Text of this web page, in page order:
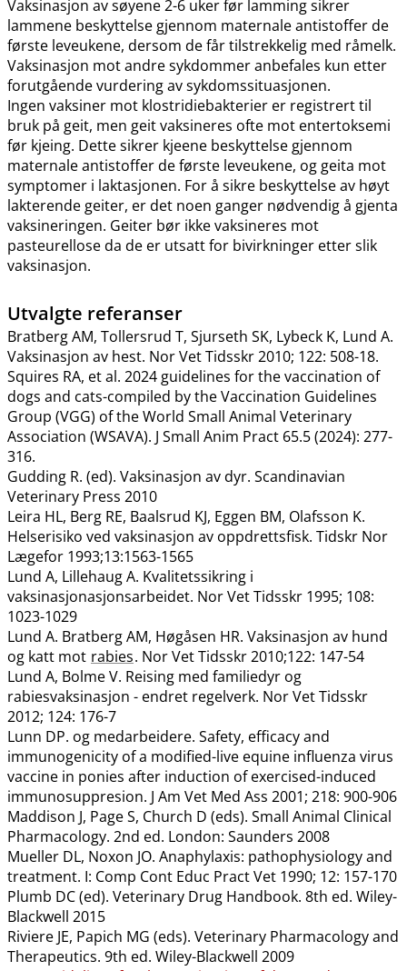
Vaksinasjon av søyene 2-6 uker før lamming sikrer
lammene beskyttelse gjennom maternale antistoffer de
første leveukene, dersom de får tilstrekkelig med råmelk.
Vaksinasjon mot andre sykdommer anbefales kun etter
forutgående vurdering av sykdomssituasjonen.
Ingen vaksiner mot klostridiebakterier er registrert til
bruk på geit, men geit vaksineres ofte mot entertoksemi
før kjeing. Dette sikrer kjeene beskyttelse gjennom
maternale antistoffer de første leveukene, og geita mot
symptomer i laktasjonen. For å sikre beskyttelse av høyt
lakterende geiter, er det noen ganger nødvendig å gjenta
vaksineringen. Geiter bør ikke vaksineres mot
pasteurellose da de er utsatt for bivirkninger etter slik
vaksinasjon.
Utvalgte referanser
Bratberg AM, Tollersrud T, Sjurseth SK, Lybeck K, Lund A.
Vaksinasjon av hest. Nor Vet Tidsskr 2010; 122: 508-18.
Squires RA, et al. 2024 guidelines for the vaccination of
dogs and cats-compiled by the Vaccination Guidelines
Group (VGG) of the World Small Animal Veterinary
Association (WSAVA). J Small Anim Pract 65.5 (2024): 277-
316.
Gudding R. (ed). Vaksinasjon av dyr. Scandinavian
Veterinary Press 2010
Leira HL, Berg RE, Baalsrud KJ, Eggen BM, Olafsson K.
Helserisiko ved vaksinasjon av oppdrettsfisk. Tidskr Nor
Lægefor 1993;13:1563-1565
Lund A, Lillehaug A. Kvalitetssikring i
vaksinasjonasjonsarbeidet. Nor Vet Tidsskr 1995; 108:
1023-1029
Lund A. Bratberg AM, Høgåsen HR. Vaksinasjon av hund
og katt mot rabies. Nor Vet Tidsskr 2010;122: 147-54
Lund A, Bolme V. Reising med familiedyr og
rabiesvaksinasjon - endret regelverk. Nor Vet Tidsskr
2012; 124: 176-7
Lunn DP. og medarbeidere. Safety, efficacy and
immunogenicity of a modified-live equine influenza virus
vaccine in ponies after induction of exercised-induced
immunosuppresion. J Am Vet Med Ass 2001; 218: 900-906
Maddison J, Page S, Church D (eds). Small Animal Clinical
Pharmacology. 2nd ed. London: Saunders 2008
Mueller DL, Noxon JO. Anaphylaxis: pathophysiology and
treatment. I: Comp Cont Educ Pract Vet 1990; 12: 157-170
Plumb DC (ed). Veterinary Drug Handbook. 8th ed. Wiley-
Blackwell 2015
Riviere JE, Papich MG (eds). Veterinary Pharmacology and
Therapeutics. 9th ed. Wiley-Blackwell 2009